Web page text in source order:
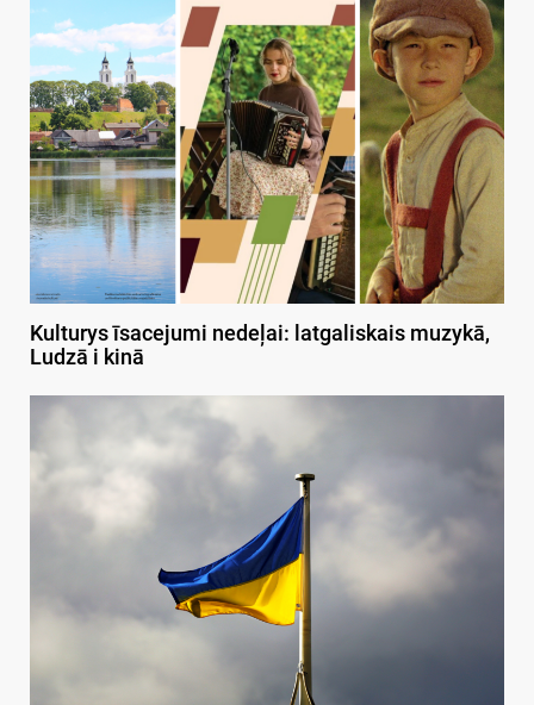
Kulturys īsacejumi nedeļai: latgaliskais muzykā,
Ludzā i kinā